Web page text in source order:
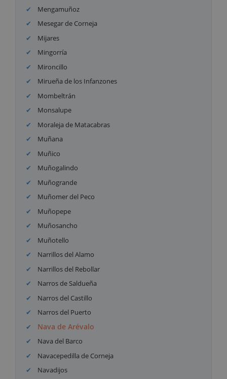
Mengamuñoz
Mesegar de Corneja
Mijares
Mingorría
Mironcillo
Mirueña de los Infanzones
Mombeltrán
Monsalupe
Moraleja de Matacabras
Muñana
Muñico
Muñogalindo
Muñogrande
Muñomer del Peco
Muñopepe
Muñosancho
Muñotello
Narrillos del Alamo
Narrillos del Rebollar
Narros de Saldueña
Narros del Castillo
Narros del Puerto
Nava de Arévalo
Nava del Barco
Navacepedilla de Corneja
Navadijos